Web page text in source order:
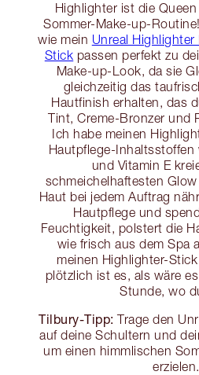
Highlighter ist die
Sommer-Make-up-
wie mein Unreal
Stick passen perfekt zu
Make-up-Look, da sie
gleichzeitig das
Hautfinish erhalten, das
Tint, Creme-Bronzer und
Ich habe meinen
Hautpflege-Inhaltsstoffen
und Vitamin E
schmeichelhaftesten
Haut bei jedem Auftrag
Hautpflege und
Feuchtigkeit, polstert die
wie frisch aus dem Spa
meinen Highlighter-
plötzlich ist es, als wäre
Stunde, wo
Tilbury-Tipp: Trage den
auf deine Schultern und
um einen himmlischen
erzielen.